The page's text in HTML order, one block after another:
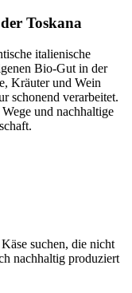
Toskana
italienische
Bio-Gut in der
Kräuter und Wein
schonend verarbeitet.
und nachhaltige
suchen, die nicht
nachhaltig produziert